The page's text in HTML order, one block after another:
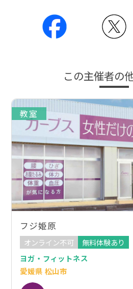
この主催者の
教室
フジ姫原
オンライン不可
無料体験あり
ヨガ・フィットネス
愛媛県 松山市